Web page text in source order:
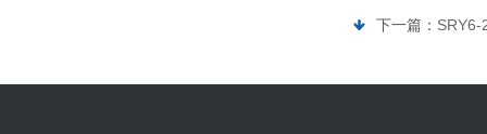
下一篇： SRY6-